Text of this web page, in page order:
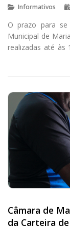
Informativos
O prazo para se
Municipal de
realizadas até às
Câmara de
da Carteira